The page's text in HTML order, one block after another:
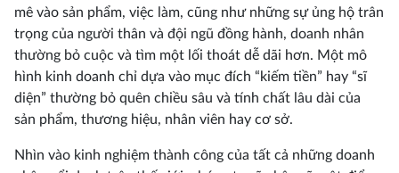
mê vào sản phẩm, việc làm, cũng như những sự ủng hộ trân
trọng của người thân và đội ngũ đồng hành, doanh nhân
thường bỏ cuộc và tìm một lối thoát dễ dãi hơn. Một mô
hình kinh doanh chỉ dựa vào mục đích “kiếm tiền” hay “sĩ
diện” thường bỏ quên chiều sâu và tính chất lâu dài của
sản phẩm, thương hiệu, nhân viên hay cơ sở.
Nhìn vào kinh nghiệm thành công của tất cả những doanh